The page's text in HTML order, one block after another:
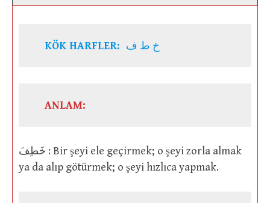
KÖK HARFLER: خ ط ف
ANLAM:
خَطِفَ : Bir şeyi ele geçirmek; o şeyi zorla almak
ya da alıp götürmek; o şeyi hızlıca yapmak.